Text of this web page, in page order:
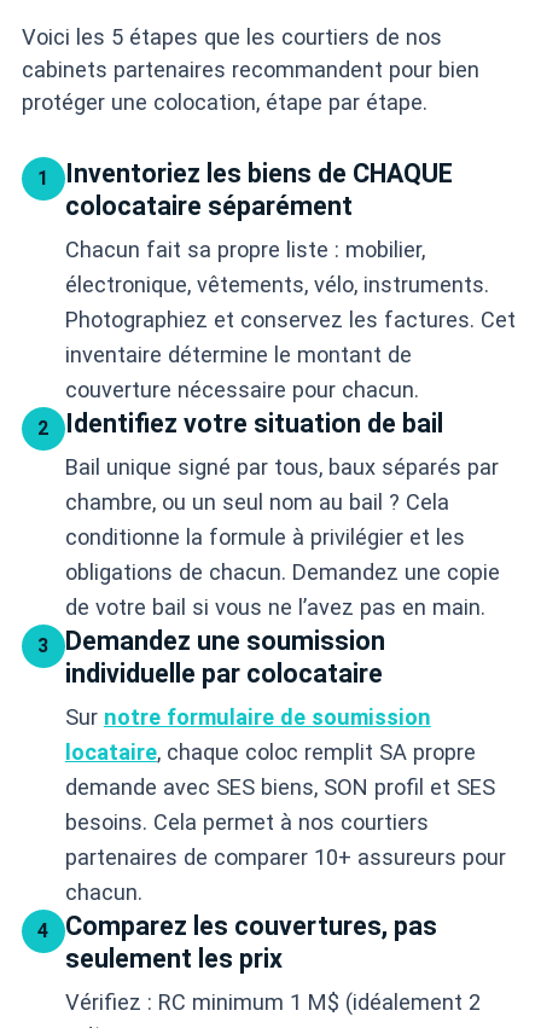
Voici les 5 étapes que les courtiers de nos
cabinets partenaires recommandent pour bien
protéger une colocation, étape par étape.
1
Inventoriez les biens de CHAQUE
colocataire séparément
Chacun fait sa propre liste : mobilier,
électronique, vêtements, vélo, instruments.
Photographiez et conservez les factures. Cet
inventaire détermine le montant de
couverture nécessaire pour chacun.
2 Identifiez votre situation de bail
Bail unique signé par tous, baux séparés par
chambre, ou un seul nom au bail ? Cela
conditionne la formule à privilégier et les
obligations de chacun. Demandez une copie
de votre bail si vous ne l’avez pas en main.
3
Demandez une soumission
individuelle par colocataire
Sur notre formulaire de soumission
locataire, chaque coloc remplit SA propre
demande avec SES biens, SON profil et SES
besoins. Cela permet à nos courtiers
partenaires de comparer 10+ assureurs pour
chacun.
4
Comparez les couvertures, pas
seulement les prix
Vérifiez : RC minimum 1 M$ (idéalement 2